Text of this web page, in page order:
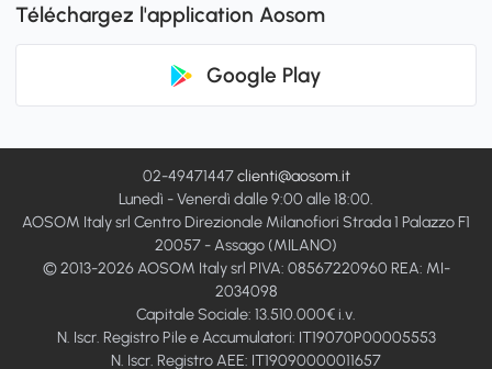
Téléchargez l'application Aosom
Google Play
02-49471447clienti@aosom.it
Lunedì - Venerdì dalle 9:00 alle 18:00.
AOSOM Italy srl Centro Direzionale Milanofiori Strada 1 Palazzo F1
20057 - Assago (MILANO)
© 2013-2026 AOSOM Italy srl PIVA: 08567220960 REA: MI-
2034098
Capitale Sociale: 13.510.000€ i.v.
N. Iscr. Registro Pile e Accumulatori: IT19070P00005553
N. Iscr. Registro AEE: IT19090000011657